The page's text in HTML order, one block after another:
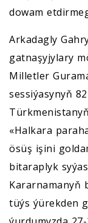
dowam
Arkadagly
gatnaşyjylary
Milletler
sessiýasynyň
«Halkara
ösüş işini
bitaraplyk
Kararnamanyň
tüýs ýürekden